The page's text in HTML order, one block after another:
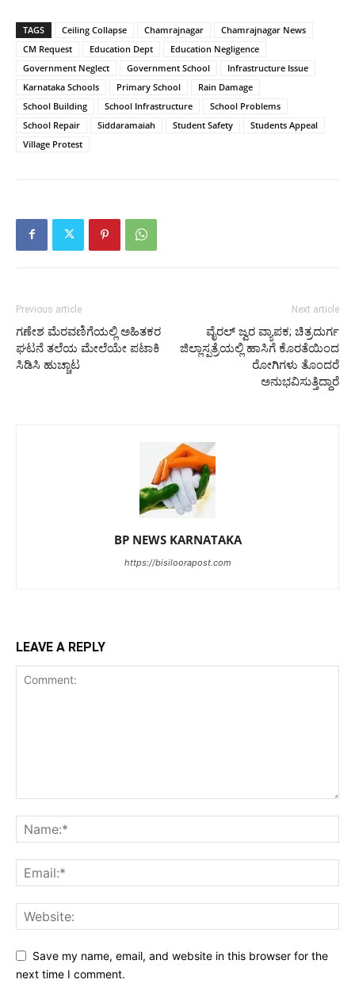
TAGS Ceiling Collapse Chamrajnagar
Chamrajnagar News
CM Request
Education Dept
Education Negligence
Government Neglect
Government School
Infrastructure Issue
Karnataka Schools
Primary School
Rain Damage
School Building
School Infrastructure
School Problems
School Repair
Siddaramaiah Student Safety
Students Appeal
Village Protest
Previous article
ಗಣೇಶ ಮೆರವಣಿಗೆಯಲ್ಲಿ ಅಹಿತಕರ
ಘಟನೆ ತಲೆಯ ಮೇಲೆಯೇ ಪಟಾಕಿ
ಸಿಡಿಸಿ ಹುಚ್ಚಾಟ
Next article
ವೈರಲ್ ಜ್ವರ ವ್ಯಾಪಕ; ಚಿತ್ರದುರ್ಗ
ಜಿಲ್ಲಾಸ್ಪತ್ರೆಯಲ್ಲಿ ಹಾಸಿಗೆ ಕೊರತೆಯಿಂದ
ರೋಗಿಗಳು ತೊಂದರೆ
ಅನುಭವಿಸುತ್ತಿದ್ದಾರೆ
BP NEWS KARNATAKA
https://bisiloorapost.com
LEAVE A REPLY
Save my name, email, and website in this browser for the
next time I comment.